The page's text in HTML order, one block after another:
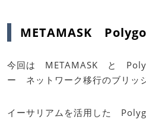
METAMASK
今回は METAMASK と
ー ネットワーク移行のブリッ
イーサリアムを活用した